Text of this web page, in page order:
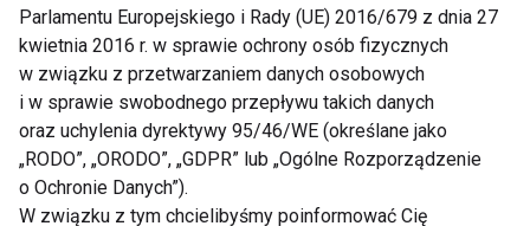
metabolicznych. W codziennej diecie warto
uwzględniać produkty bogate w:
pełnowartościowe białko,
zdrowe tłuszcze,
warzywa i owoce,
Parlamentu Europejskiego i Rady (UE) 2016/679 z dnia 27
kwietnia 2016 r. w sprawie ochrony osób fizycznych
w związku z przetwarzaniem danych osobowych
i w sprawie swobodnego przepływu takich danych
oraz uchylenia dyrektywy 95/46/WE (określane jako
„RODO”, „ORODO”, „GDPR” lub „Ogólne Rozporządzenie
o Ochronie Danych”).
W związku z tym chcielibyśmy poinformować Cię